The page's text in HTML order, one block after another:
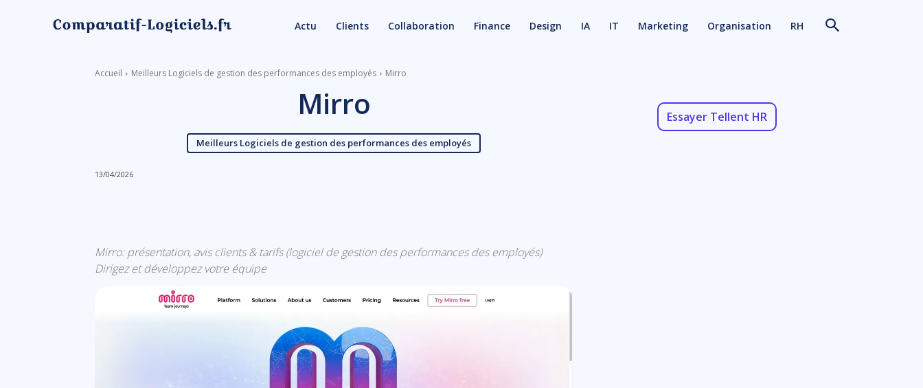
Actu Clients Collaboration Finance Design IA IT Marketing Organisation RH
Accueil Meilleurs Logiciels de gestion des performances des employés Mirro
Mirro
Meilleurs Logiciels de gestion des performances des employés
13/04/2026
Mirro: présentation, avis clients & tarifs (logiciel de gestion des performances des employés)
Dirigez et développez votre équipe
Essayer Tellent HR